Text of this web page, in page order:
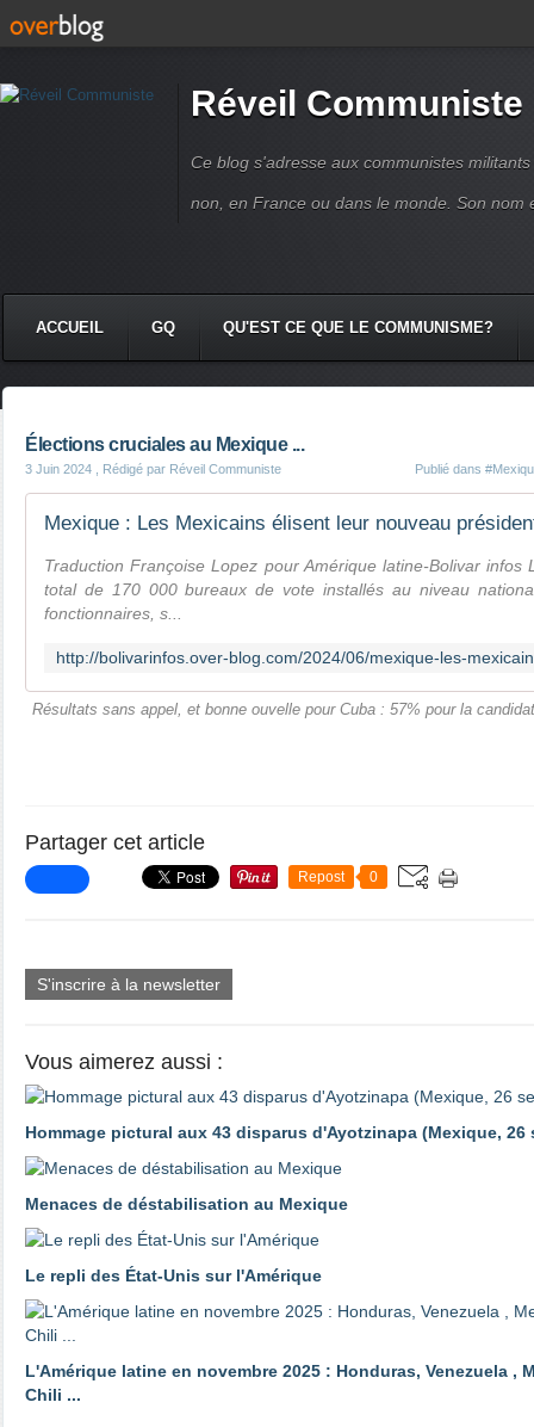
Réveil Communiste
Ce blog s'adresse aux communistes
non, en France ou dans le monde. Son nom
ACCUEIL GQ QU'EST CE QUE LE COMMUNISME?
Élections cruciales au Mexique ...
3 Juin 2024 , Rédigé par Réveil Communiste Publié dans
Traduction Françoise Lopez pour Amérique latine-Bolivar
total de 170 000 bureaux de vote installés au niveau
fonctionnaires, s...
Résultats sans appel, et bonne ouvelle pour Cuba : 57% pour la
Partager cet article
Repost 0
S'inscrire à la newsletter
Vous aimerez aussi :
Hommage pictural aux 43 disparus d'Ayotzinapa (Mexique, 26
Menaces de déstabilisation au Mexique
Le repli des État-Unis sur l'Amérique
L'Amérique latine en novembre 2025 : Honduras, Venezuela ,
Chili ...